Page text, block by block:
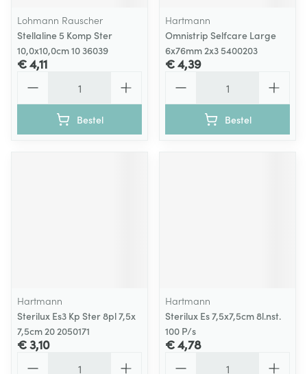
Lohmann Rauscher
Stellaline 5 Komp Ster
10,0x10,0cm 10 36039
€ 4,11
Bestel
Hartmann
Omnistrip Selfcare Large
6x76mm 2x3 5400203
€ 4,39
Bestel
Hartmann
Sterilux Es3 Kp Ster 8pl 7,5x
7,5cm 20 2050171
€ 3,10
Hartmann
Sterilux Es 7,5x7,5cm 8l.nst.
100 P/s
€ 4,78